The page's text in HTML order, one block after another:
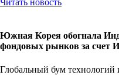
Читать новость
Южная Корея обогнала
фондовых рынков за счет
Глобальный бум технологий